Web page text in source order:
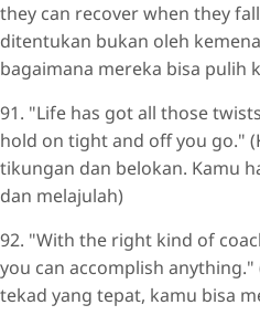
they can recover when they
ditentukan bukan oleh
bagaimana mereka bisa pulih
91. "Life has got all those
hold on tight and off you go."
tikungan dan belokan. Kamu
dan melajulah)
92. "With the right kind of
you can accomplish
tekad yang tepat, kamu bisa